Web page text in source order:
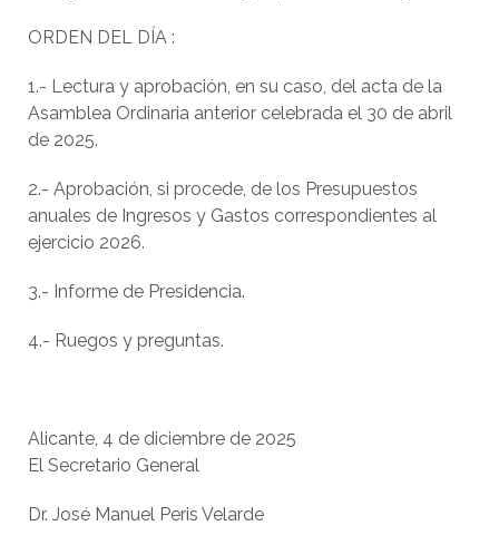
ORDEN DEL DÍA :
1.- Lectura y aprobación, en su caso, del acta de la
Asamblea Ordinaria anterior celebrada el 30 de abril
de 2025.
2.- Aprobación, si procede, de los Presupuestos
anuales de Ingresos y Gastos correspondientes al
ejercicio 2026.
3.- Informe de Presidencia.
4.- Ruegos y preguntas.
Alicante, 4 de diciembre de 2025
El Secretario General
Dr. José Manuel Peris Velarde